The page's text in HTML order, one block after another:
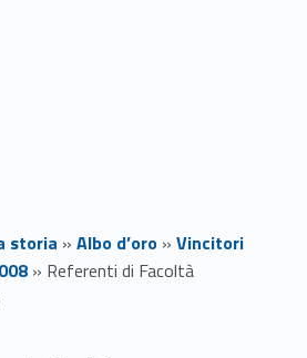
storia » Albo d’oro» Vincitori
» Referenti di Facoltà